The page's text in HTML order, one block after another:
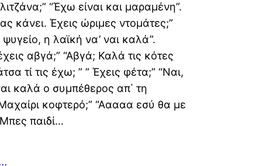
“Έχω είναι και μαραμένη”.
κάνει. Έχεις ώριμες ντομάτες;”
ψυγείο, η λαϊκή να’ ναι καλά”.
αβγά;” “Αβγά; Καλά τις κότες
τί τις έχω; ” ” Έχεις φέτα;” “Ναι,
καλά ο συμπέθερος απ΄ τη
κοφτερό;” “Ααααα εσύ θα με
παιδί…